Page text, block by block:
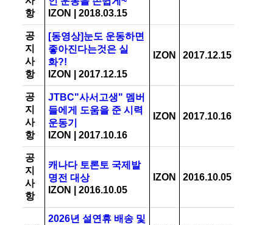
항
IZON
2018.03.15
공
지
사
항
[동영상]눈도 운동하면
좋아진다는것은 실
화?!
IZON
2017.12.15
IZON 2017.12.15
공
지
사
항
JTBC"사서고생" 멤버
들에게 도움을 준 시력
운동기
IZON
2017.10.16
IZON 2017.10.16
공
지
사
항
캐나다 토론토 국제발
명전 대상
IZON
2016.10.05
IZON 2016.10.05
2026년 설연휴 배송 및